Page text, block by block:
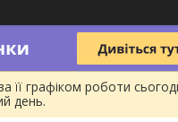
графіком роботи
день.